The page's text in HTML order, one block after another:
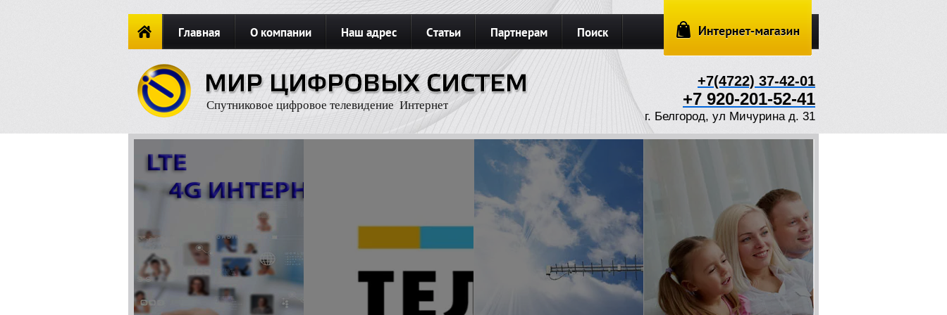
Главная О компании Наш адрес Статьи Партнерам Поиск
Новости Карта сайта Подключить интернет
Спутниковое цифровое телевидение Интернет
+7(4722) 37-42-01
+7 920-201-52-41
г. Белгород, ул Мичурина д. 31